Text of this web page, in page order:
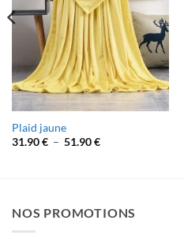
Plaid jaune
31.90€ – 51.90€Plage
NOS PROMOTIONS